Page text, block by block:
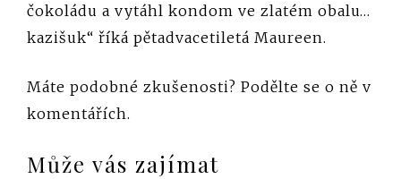
čokoládu a vytáhl kondom ve zlatém obalu…
kazišuk“ říká pětadvacetiletá Maureen.
Máte podobné zkušenosti? Podělte se o ně v
komentářích.
Může vás zajímat